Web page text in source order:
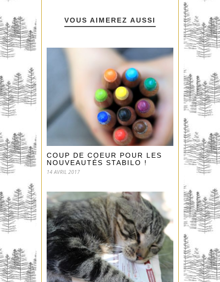
VOUS AIMEREZ AUSSI
COUP DE COEUR POUR LES
NOUVEAUTÉS STABILO !
14 AVRIL 2017